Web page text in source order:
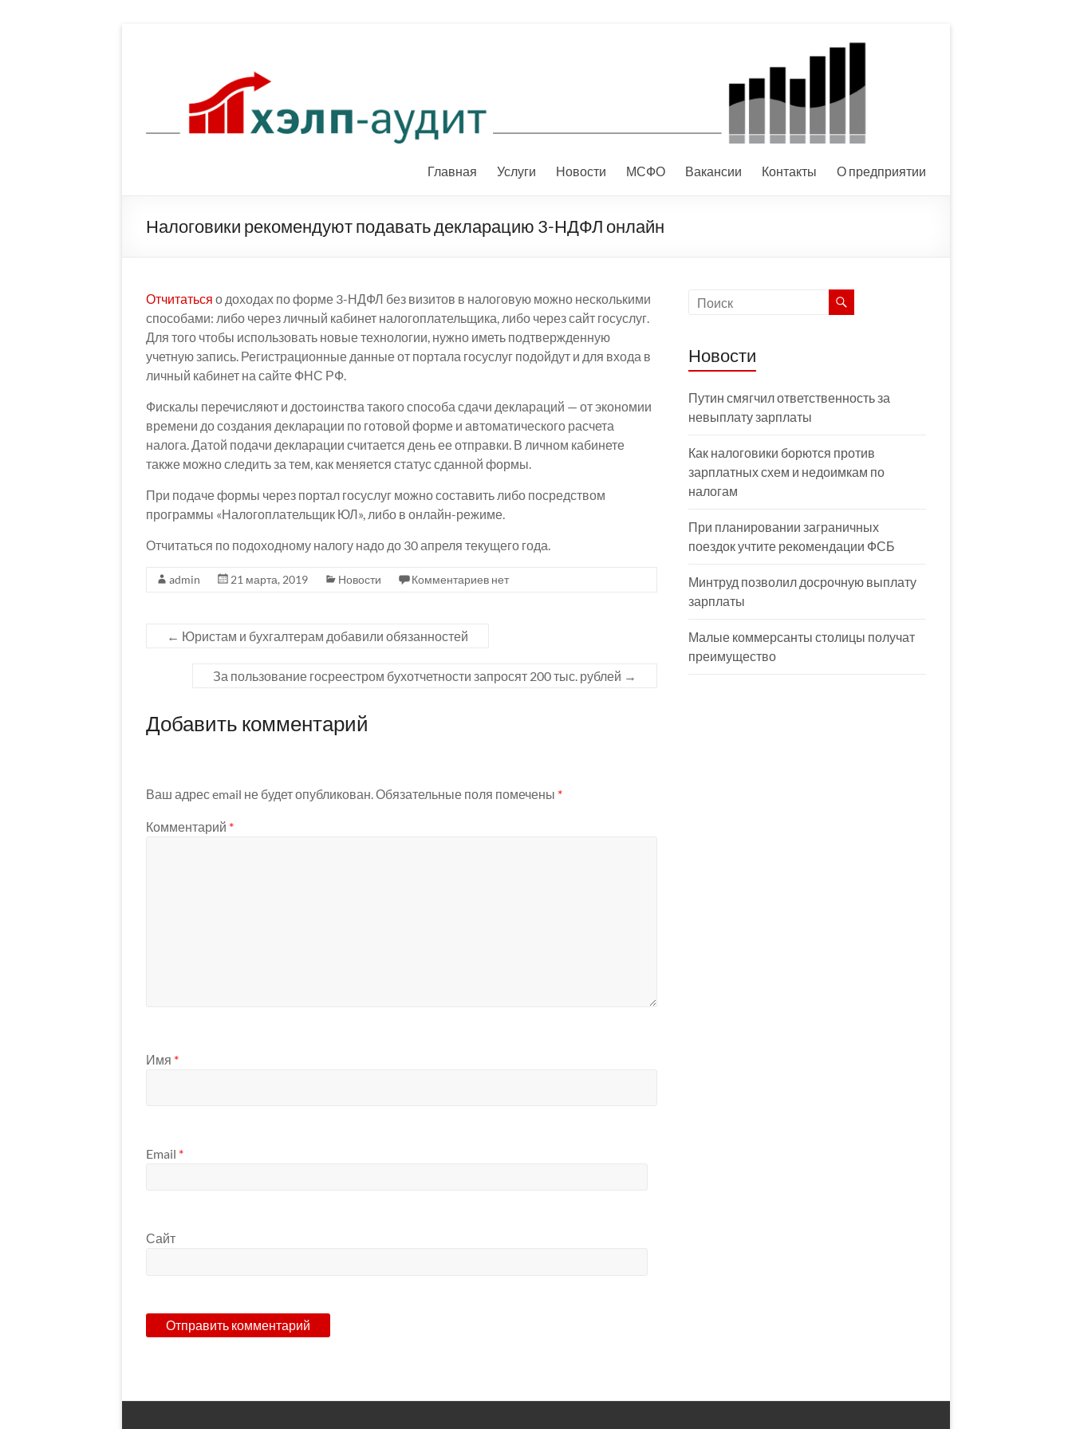
Главная Услуги Новости МСФО Вакансии Контакты О предприятии
Налоговики рекомендуют подавать декларацию 3-НДФЛ онлайн
Отчитаться о доходах по форме 3-НДФЛ без визитов в налоговую можно несколькими
способами: либо через личный кабинет налогоплательщика, либо через сайт госуслуг.
Для того чтобы использовать новые технологии, нужно иметь подтвержденную
учетную запись. Регистрационные данные от портала госуслуг подойдут и для входа в
личный кабинет на сайте ФНС РФ.
Фискалы перечисляют и достоинства такого способа сдачи деклараций — от экономии
времени до создания декларации по готовой форме и автоматического расчета
налога. Датой подачи декларации считается день ее отправки. В личном кабинете
также можно следить за тем, как меняется статус сданной формы.
При подаче формы через портал госуслуг можно составить либо посредством
программы «Налогоплательщик ЮЛ», либо в онлайн-режиме.
Отчитаться по подоходному налогу надо до 30 апреля текущего года.
admin 21 марта, 2019 Новости Комментариев нет
← Юристам и бухгалтерам добавили обязанностей
За пользование госреестром бухотчетности запросят 200 тыс. рублей →
Добавить комментарий
Ваш адрес email не будет опубликован. Обязательные поля помечены *
Комментарий *
Имя *
Email *
Сайт
Новости
Путин смягчил ответственность за
невыплату зарплаты
Как налоговики борются против
зарплатных схем и недоимкам по
налогам
При планировании заграничных
поездок учтите рекомендации ФСБ
Минтруд позволил досрочную выплату
зарплаты
Малые коммерсанты столицы получат
преимущество